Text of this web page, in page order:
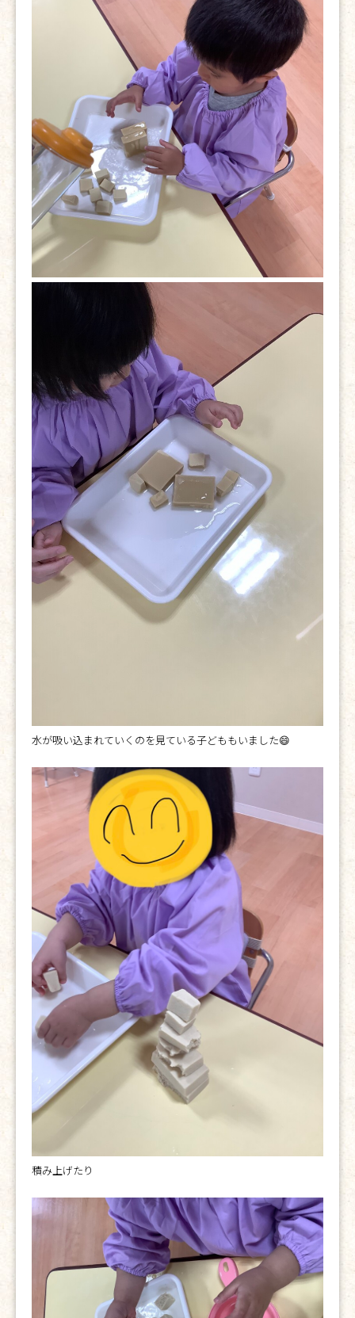
水が吸い込まれていくのを見ている子どももいました😄
積み上げたり